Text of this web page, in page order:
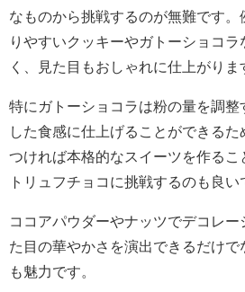
なものから挑戦するのが無難です
りやすいクッキーやガトーショコ
く、見た目もおしゃれに仕上がりま
特にガトーショコラは粉の量を調整
した食感に仕上げることができる
つければ本格的なスイーツを作るこ
トリュフチョコに挑戦するのも良い
ココアパウダーやナッツでデコレー
た目の華やかさを演出できるだけで
も魅力です。